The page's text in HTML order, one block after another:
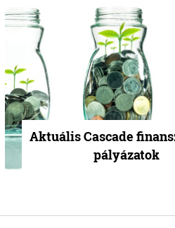
Aktuális Cascade
pályázatok